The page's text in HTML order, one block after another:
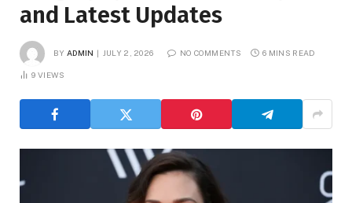
and Latest Updates
BY ADMIN JULY 2, 2026 NO COMMENTS 6 MINS READ
9 VIEWS